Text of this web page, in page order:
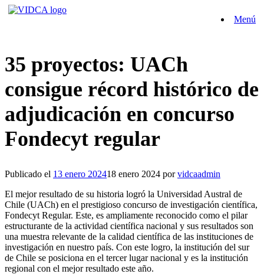
Saltar
Menú
35 proyectos: UACh
consigue récord histórico de
adjudicación en concurso
Fondecyt regular
Publicado el 13 enero 202418 enero 2024 porvidcaadmin
El mejor resultado de su historia logró la Universidad Austral de
Chile (UACh) en el prestigioso concurso de investigación científica,
Fondecyt Regular. Este, es ampliamente reconocido como el pilar
estructurante de la actividad científica nacional y sus resultados son
una muestra relevante de la calidad científica de las instituciones de
investigación en nuestro país. Con este logro, la institución del sur
de Chile se posiciona en el tercer lugar nacional y es la institución
regional con el mejor resultado este año.